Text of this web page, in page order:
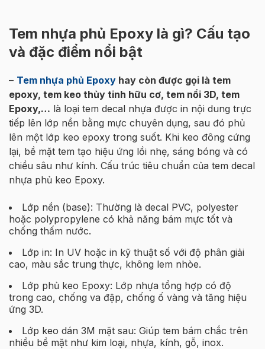
Tem nhựa phủ Epoxy là gì? Cấu tạo
và đặc điểm nổi bật
– Tem nhựa phủ Epoxy hay còn được gọi là tem
epoxy, tem keo thủy tinh hữu cơ, tem nổi 3D, tem
Epoxy,… là loại tem decal nhựa được in nội dung trực
tiếp lên lớp nền bằng mực chuyên dụng, sau đó phủ
lên một lớp keo epoxy trong suốt. Khi keo đông cứng
lại, bề mặt tem tạo hiệu ứng lồi nhẹ, sáng bóng và có
chiều sâu như kính. Cấu trúc tiêu chuẩn của tem decal
nhựa phủ keo Epoxy.
Lớp nền (base): Thường là decal PVC, polyester
hoặc polypropylene có khả năng bám mực tốt và
chống thấm nước.
Lớp in: In UV hoặc in kỹ thuật số với độ phân giải
cao, màu sắc trung thực, không lem nhòe.
Lớp phủ keo Epoxy: Lớp nhựa tổng hợp có độ
trong cao, chống va đập, chống ố vàng và tăng hiệu
ứng 3D.
Lớp keo dán 3M mặt sau: Giúp tem bám chắc trên
nhiều bề mặt như kim loại, nhựa, kính, gỗ, inox.